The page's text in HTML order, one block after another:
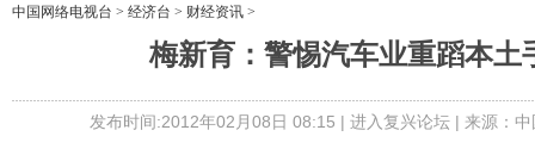
中国网络电视台 > 经济台 > 财经资讯 >
梅新育：警惕汽车业重蹈本土
发布时间:2012年02月08日 08:15 | 进入复兴论坛| 来源：